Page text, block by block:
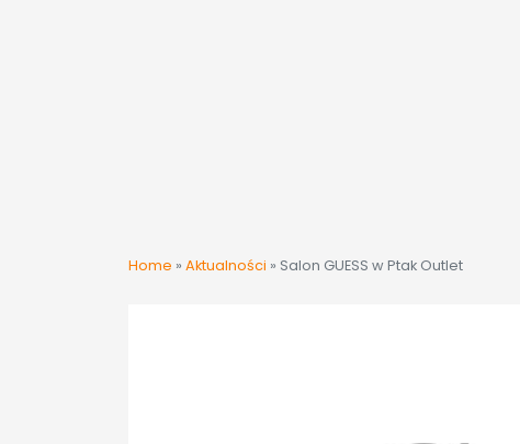
Home » Aktualności » Salon GUESS w Ptak Outlet